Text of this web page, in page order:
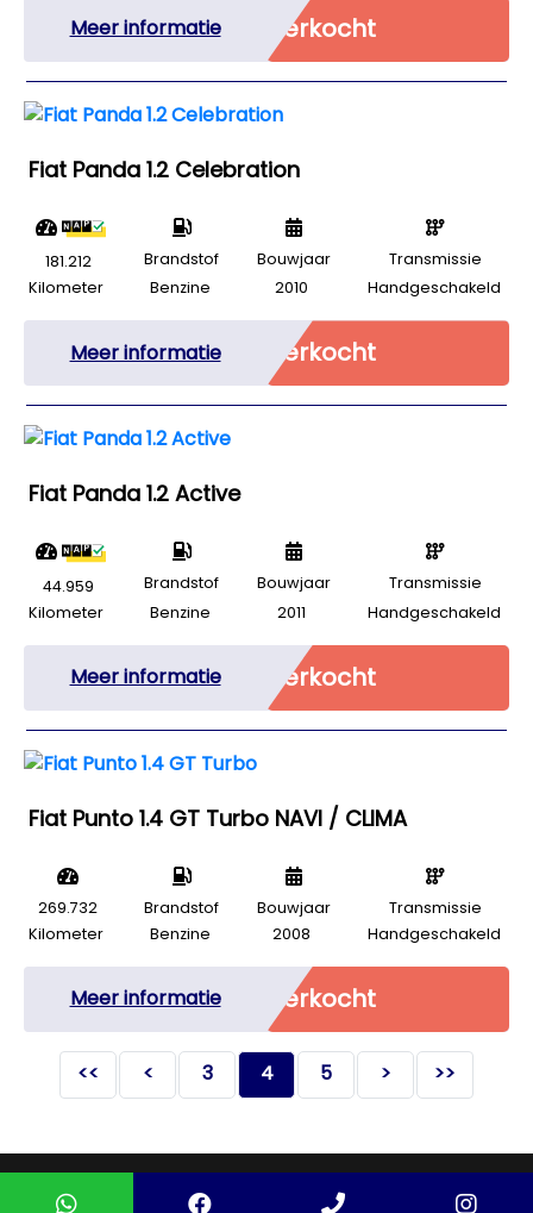
Meer informatie Verkocht
Fiat Panda 1.2 Celebration
181.212
Kilometer
Brandstof
Benzine
Bouwjaar
2010
Transmissie
Handgeschakeld
Meer informatie Verkocht
Fiat Panda 1.2 Active
44.959
Kilometer
Brandstof
Benzine
Bouwjaar
2011
Transmissie
Handgeschakeld
Meer informatie Verkocht
Fiat Punto 1.4 GT Turbo NAVI / CLIMA
269.732
Kilometer
Brandstof
Benzine
Bouwjaar
2008
Transmissie
Handgeschakeld
Meer informatie Verkocht
<< < 3 4 5 > >>
Mogelijk gemaakt door